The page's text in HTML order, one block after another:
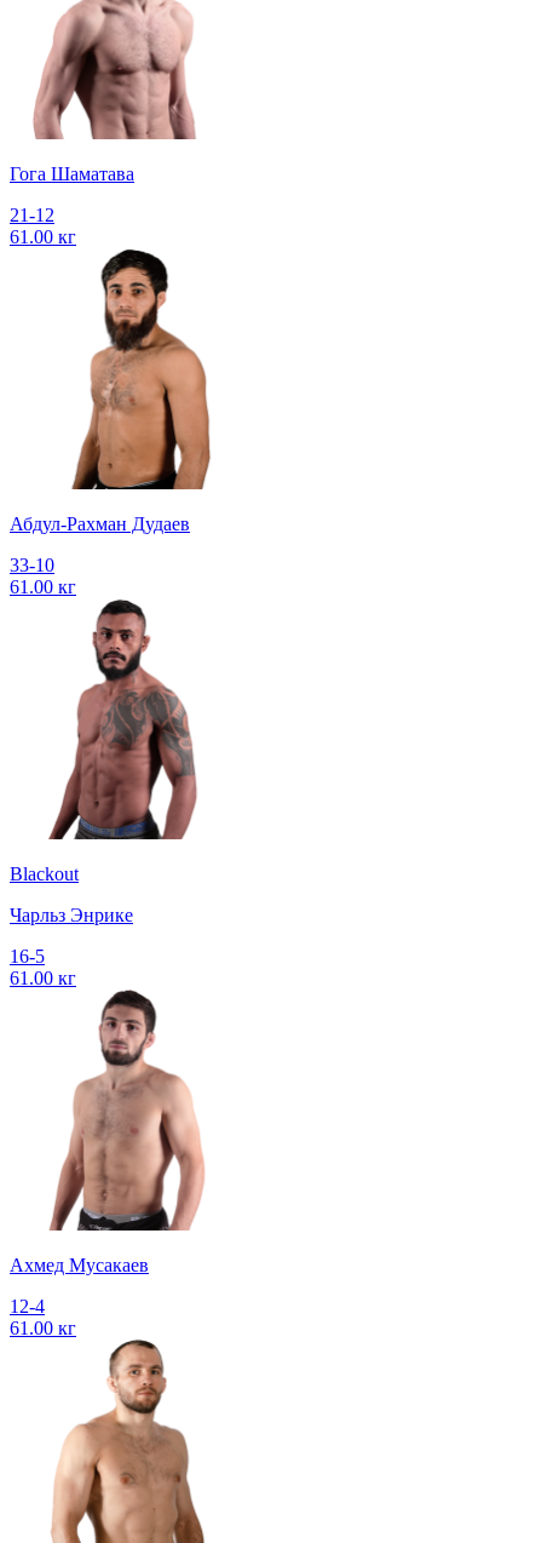
Гога Шаматава
21-12
61.00 кг
Абдул-Рахман Дудаев
33-10
61.00 кг
Blackout
Чарльз Энрике
16-5
61.00 кг
Ахмед Мусакаев
12-4
61.00 кг